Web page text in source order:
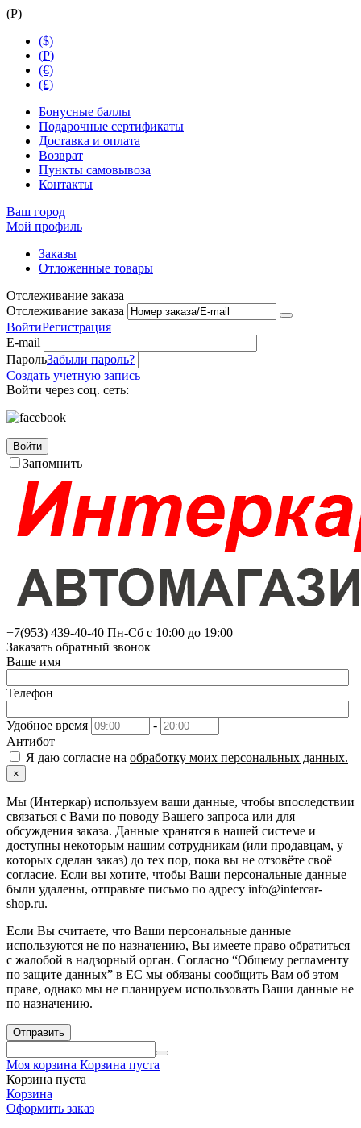
(Р)
($)
(Р)
(€)
(£)
Бонусные баллы
Подарочные сертификаты
Доставка и оплата
Возврат
Пункты самовывоза
Контакты
Ваш город
Мой профиль
Заказы
Отложенные товары
Отслеживание заказа
Отслеживание заказа
ВойтиРегистрация
E-mail
ПарольЗабыли пароль?
Создать учетную запись
Войти через соц. сеть:
Войти
Запомнить
+7(953) 439-40-40 Пн-Сб с 10:00 до 19:00
Заказать обратный звонок
Ваше имя
Телефон
Удобное время
-
Антибот
Я даю согласие на обработку моих персональных данных.
×
Мы (Интеркар) используем ваши данные, чтобы впоследствии
связаться с Вами по поводу Вашего запроса или для
обсуждения заказа. Данные хранятся в нашей системе и
доступны некоторым нашим сотрудникам (или продавцам, у
которых сделан заказ) до тех пор, пока вы не отзовёте своё
согласие. Если вы хотите, чтобы Ваши персональные данные
были удалены, отправьте письмо по адресу info@intercar-
shop.ru.
Если Вы считаете, что Ваши персональные данные
используются не по назначению, Вы имеете право обратиться
с жалобой в надзорный орган. Согласно “Общему регламенту
по защите данных” в ЕС мы обязаны сообщить Вам об этом
праве, однако мы не планируем использовать Ваши данные не
по назначению.
Отправить
Моя корзина Корзина пуста
Корзина пуста
Корзина
Оформить заказ